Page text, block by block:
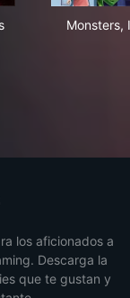
Monsters,
los aficionados a
Descarga la
que te gustan y